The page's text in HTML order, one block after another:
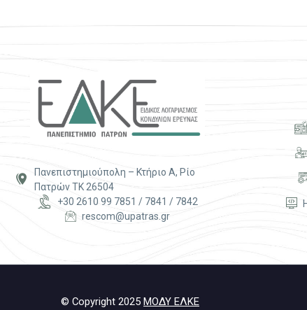


Πανεπιστημιούπολη – Κτήριο Α, Ρίο
Πατρών ΤΚ 26504


+30 2610 99 7851 / 7841 / 7842

 rescom@upatras.gr




© Copyright 2025 ΜΟΔΥ ΕΛΚΕ